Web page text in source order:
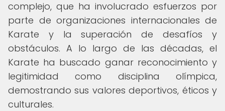
complejo, que ha involucrado esfuerzos por
parte de organizaciones internacionales de
Karate y la superación de desafíos y
obstáculos. A lo largo de las décadas, el
Karate ha buscado ganar reconocimiento y
legitimidad como disciplina olímpica,
demostrando sus valores deportivos, éticos y
culturales.